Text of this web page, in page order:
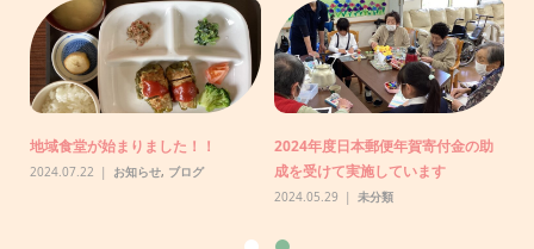
地域食堂が始まりました！！
2024.07.22 お知らせ, ブログ
2024年度日本郵便年賀寄付金の助
成を受けて実施しています
2024.05.29 未分類